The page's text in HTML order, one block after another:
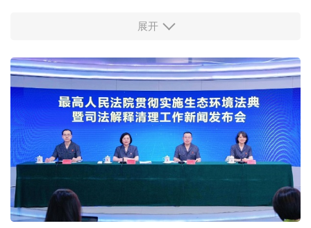
柔性制造，高效匹配差异化需求
“零关税”实施100天 见证中非合作新气象
高温下用电负荷创新高 解码今夏的清凉底气
活力中国调研行丨弯道超车 如何“皖”美提速
年中经济观察 服务实体经济 财政金融打出"组合拳"
展开